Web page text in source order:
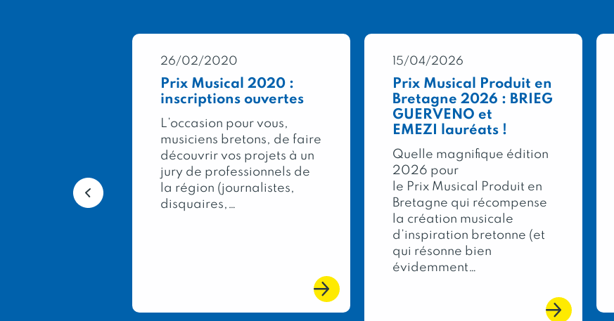
le Concours
26/02/2020
Prix Musical 2020 :
inscriptions ouvertes
L’occasion pour vous,
musiciens bretons, de faire
découvrir vos projets à un
jury de professionnels de
la région (journalistes,
disquaires,…
15/04/2026
Prix Musical Produit en
Bretagne 2026 : BRIEG
GUERVENO et
EMEZI lauréats !
Quelle magnifique édition
2026 pour
le Prix Musical Produit en
Bretagne qui récompense
la création musicale
d’inspiration bretonne (et
qui résonne bien
évidemment…